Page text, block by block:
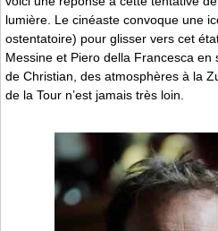
lumière. Le cinéaste convoque une
ostentatoire) pour glisser vers cet
Messine et Piero della Francesca
de Christian, des atmosphères à la
de la Tour n’est jamais très loin.